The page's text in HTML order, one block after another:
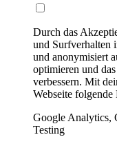
Durch das
und Surfverhalten
und anonymisiert
optimieren und
verbessern. Mit
Webseite folgende
Google Analytics,
Testing